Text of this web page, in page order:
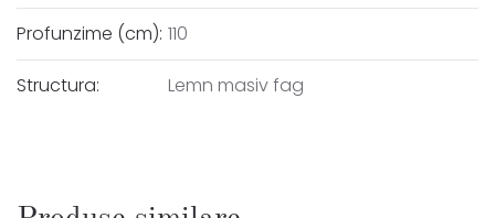
Profunzime (cm): 110
Structura: Lemn masiv fag